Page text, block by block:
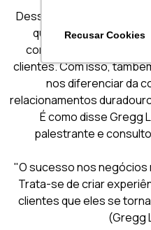
Recusar Cookies
Dessa forma, podemos
que reflitam cuidado,
compromisso genuíno
clientes. Com isso,
nos diferenciar da
relacionamentos
É como disse Gregg
palestrante e
"O sucesso nos negócios
Trata-se de criar
clientes que eles se
(Gregg